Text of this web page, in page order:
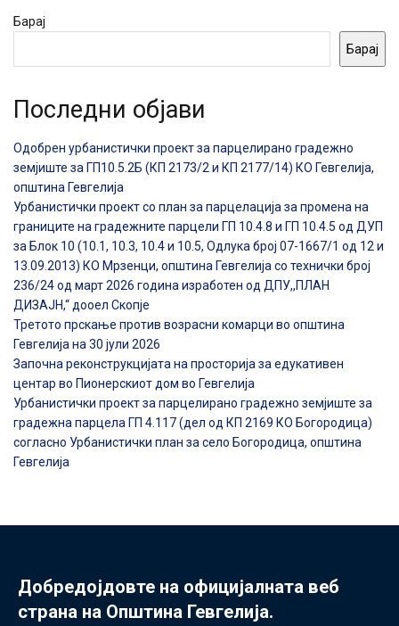
Барај
Барај
Последни објави
Одобрен урбанистички проект за парцелирано градежно
земјиште за ГП10.5.2Б (КП 2173/2 и КП 2177/14) КО Гевгелија,
општина Гевгелија
Урбанистички проект со план за парцелација за промена на
границите на градежните парцели ГП 10.4.8 и ГП 10.4.5 од ДУП
за Блок 10 (10.1, 10.3, 10.4 и 10.5, Одлука број 07-1667/1 од 12 и
13.09.2013) КО Мрзенци, општина Гевгелија со технички број
236/24 од март 2026 година изработен од ДПУ,,ПЛАН
ДИЗАЈН,“ дооел Скопје
Третото прскање против возрасни комарци во општина
Гевгелија на 30 јули 2026
Започна реконструкцијата на просторија за едукативен
центар во Пионерскиот дом во Гевгелија
Урбанистички проект за парцелирано градежно земјиште за
градежна парцела ГП 4.117 (дел од КП 2169 КО Богородица)
согласно Урбанистички план за село Богородица, општина
Гевгелија
Добредојдовте на официјалната веб
страна на Општина Гевгелија.